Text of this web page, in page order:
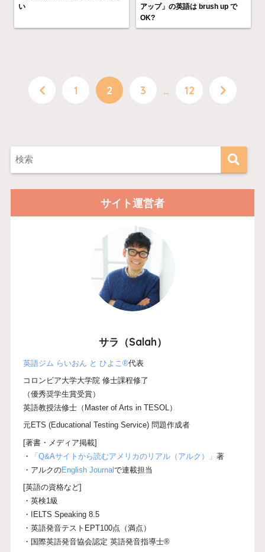
い
アップ」の英語は brush up で
OK?
1 2 3 … 12
サイト運営者
サラ（Salah）
英語ジム らいおん と ひよこ®代表
コロンビア大学大学院 修士課程修了
（優秀奨学生賞受賞）
英語教授法修士（Master of Arts in TESOL）
元ETS (Educational Testing Service) 問題作成者
[著書・メディア掲載]
・
「Q&Aサイトから読むアメリカのリアル（アルク）」著
・アルクのEnglish Journalで連載担当
[英語の資格など]
・英検1級
・IELTS Speaking 8.5
・英語発音テストEPT100点（満点）
・国際英語発音協会認定 英語発音指導士®